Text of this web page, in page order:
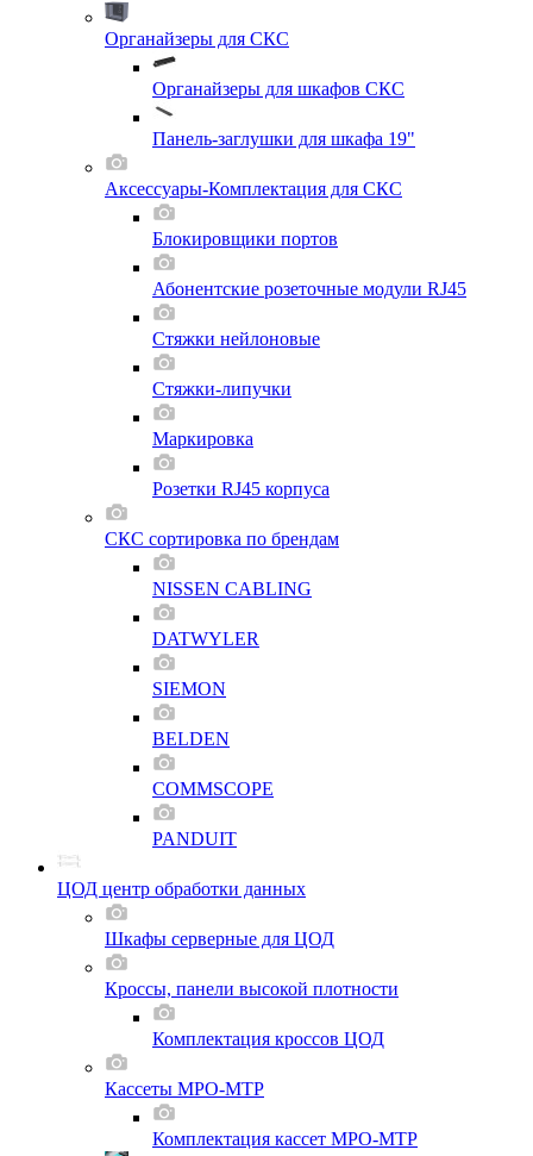
Органайзеры для СКС
Органайзеры для шкафов СКС
Панель-заглушки для шкафа 19"
Аксессуары-Комплектация для СКС
Блокировщики портов
Абонентские розеточные модули RJ45
Стяжки нейлоновые
Стяжки-липучки
Маркировка
Розетки RJ45 корпуса
СКС сортировка по брендам
NISSEN CABLING
DATWYLER
SIEMON
BELDEN
COMMSCOPE
PANDUIT
ЦОД центр обработки данных
Шкафы серверные для ЦОД
Кроссы, панели высокой плотности
Комплектация кроссов ЦОД
Кассеты MPO-MTP
Комплектация кассет MPO-MTP